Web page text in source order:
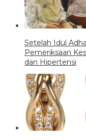
Setelah Idul
Pemeriksaan
dan Hipertensi